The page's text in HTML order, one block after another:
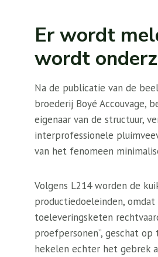
Er wordt
wordt
Na de publicatie van de
broederij Boyé Accouvage,
eigenaar van de structuur,
interprofessionele
van het fenomeen
Volgens L214 worden de
productiedoeleinden,
toeleveringsketen
proefpersonen”, geschat
hekelen echter het gebrek